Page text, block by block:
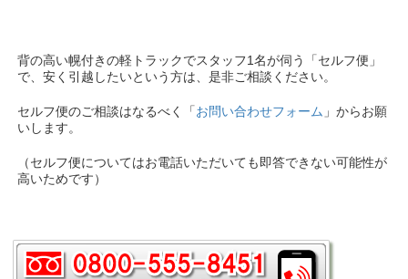
背の高い幌付きの軽トラックでスタッフ1名が伺う「セルフ便」
で、安く引越したいという方は、是非ご相談ください。
セルフ便のご相談はなるべく「お問い合わせフォーム 」からお願
いします。
（セルフ便についてはお電話いただいても即答できない可能性が
高いためです）